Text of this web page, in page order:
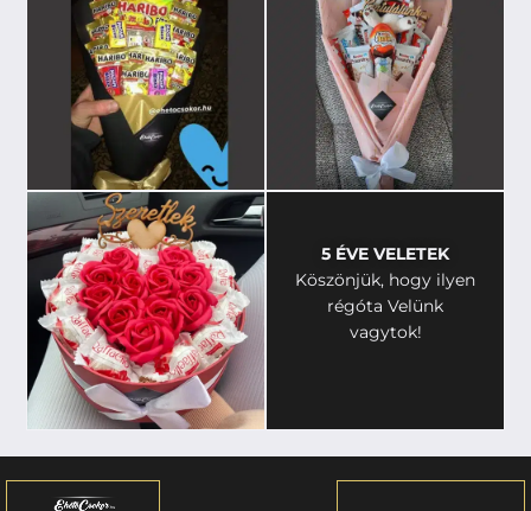
5 ÉVE VELETEK
Köszönjük, hogy ilyen
régóta Velünk
vagytok!